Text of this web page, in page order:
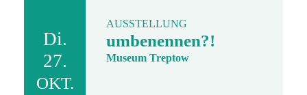
Di.
27.
OKT.
AUSSTELLUNG
umbenennen?!
Museum Treptow